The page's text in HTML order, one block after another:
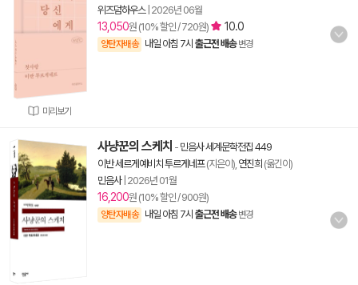
미리보기
위즈덤하우스| 2026년 06월
13,050원 (10% 할인 / 720원) 10.0
양탄자배송 내일 아침 7시 출근전 배송 변경
사냥꾼의 스케치 - 민음사 세계문학전집 449
이반 세르게예비치 투르게네프(지은이), 연진희 (옮긴이)
민음사| 2026년 01월
16,200원 (10% 할인 / 900원)
양탄자배송 내일 아침 7시 출근전 배송 변경